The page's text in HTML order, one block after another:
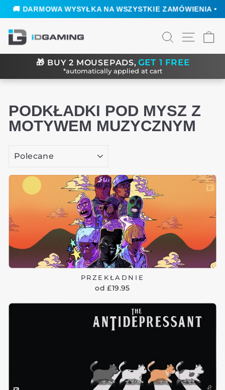
WYSYŁKA NA WSZYSTKIE ZAMÓWIENIA •
do
treści
SZUKAJ
🎁 BUY 2 MOUSEPADS, GET 1 FREE
*automatically applied at cart
PODKŁADKI POD MYSZ Z
MOTYWEM MUZYCZNYM
PRZEKŁADNIE
od £19.95